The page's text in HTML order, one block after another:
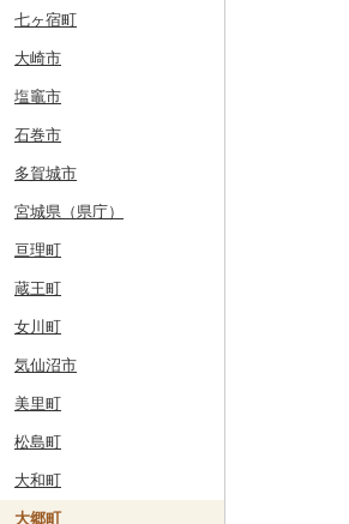
上富良野町
和寒町
紋別市
乙部町
根室市
三笠市
東川町
厚真町
奥尻町
網走市
浦河町
広尾町
中札内村
滝川市
横浜町
野辺地町
佐井村
六戸町
五所川原市
平川市
蓬田村
中泊町
外ヶ浜町
つがる市
弘前市
鰺ヶ沢町
むつ市
田舎館村
盛岡市
遠野市
奥州市
雫石町
岩手県（県庁）
一関市
久慈市
西和賀町
北上市
平泉町
洋野町
大船渡市
山田町
大槌町
七ヶ宿町
大崎市
塩竈市
石巻市
多賀城市
宮城県（県庁）
亘理町
蔵王町
女川町
気仙沼市
美里町
松島町
大和町
大郷町